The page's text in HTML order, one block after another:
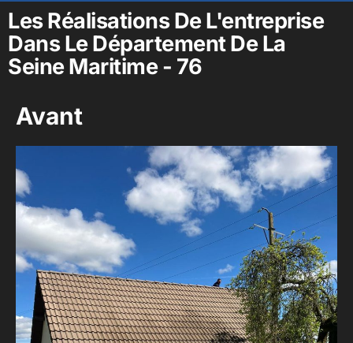
Les Réalisations De L'entreprise
Dans Le Département De La
Seine Maritime - 76
Avant